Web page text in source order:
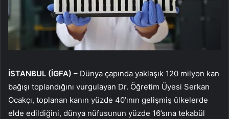
İSTANBUL (İGFA) – Dünya çapında yaklaşık 120 milyon kan
bağışı toplandığını vurgulayan Dr. Öğretim Üyesi Serkan
Ocakçı, toplanan kanın yüzde 40’ının gelişmiş ülkelerde
elde edildiğini, dünya nüfusunun yüzde 16’sına tekabül